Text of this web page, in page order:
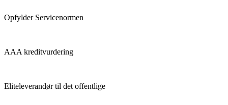
Opfylder Servicenormen
AAA kreditvurdering
Eliteleverandør til det offentlige